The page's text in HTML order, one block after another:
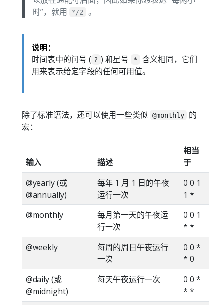
时”，就用
*/2 。
说明：
时间表中的问号 ( ? ) 和星号 *
含义相同，它们
用来表示给定字段的任何可用值。
除了标准语法，还可以使用一些类似 @monthly
的
宏：
输入 描述
相当
于
@yearly (或
@annually)
每年 1 月 1 日的午夜
运行一次
0 0 1
1 *
@monthly
每月第一天的午夜运
行一次
0 0 1
* *
@weekly
每周的周日午夜运行
一次
0 0 *
* 0
@daily (或
@midnight)
每天午夜运行一次
0 0 *
* *